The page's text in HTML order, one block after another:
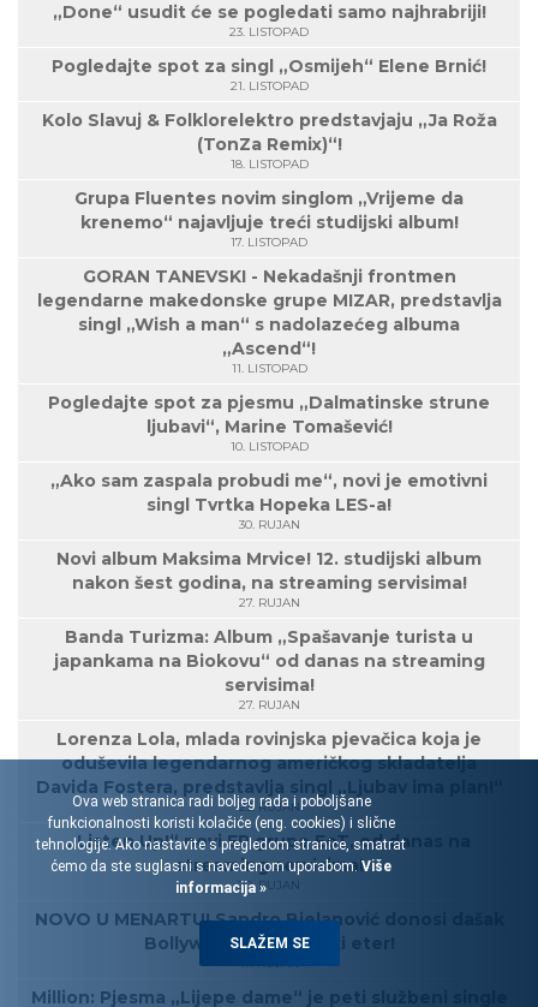
„Done“ usudit će se pogledati samo najhrabriji!
23. LISTOPAD
Pogledajte spot za singl „Osmijeh“ Elene Brnić!
21. LISTOPAD
Kolo Slavuj & Folklorelektro predstavjaju „Ja Roža
(TonZa Remix)“!
18. LISTOPAD
Grupa Fluentes novim singlom „Vrijeme da
krenemo“ najavljuje treći studijski album!
17. LISTOPAD
GORAN TANEVSKI - Nekadašnji frontmen
legendarne makedonske grupe MIZAR, predstavlja
singl „Wish a man“ s nadolazećeg albuma
„Ascend“!
11. LISTOPAD
Pogledajte spot za pjesmu „Dalmatinske strune
ljubavi“, Marine Tomašević!
10. LISTOPAD
„Ako sam zaspala probudi me“, novi je emotivni
singl Tvrtka Hopeka LES-a!
30. RUJAN
Novi album Maksima Mrvice! 12. studijski album
nakon šest godina, na streaming servisima!
27. RUJAN
Banda Turizma: Album „Spašavanje turista u
japankama na Biokovu“ od danas na streaming
servisima!
27. RUJAN
Lorenza Lola, mlada rovinjska pjevačica koja je
oduševila legendarnog američkog skladatelja
Davida Fostera, predstavlja singl „Ljubav ima plan!“
23. RUJAN
„Listen Up!“ novi EP grupe EoT, od danas na
streaming servisima!
20. RUJAN
NOVO U MENARTU! Sandro Bjelanović donosi dašak
Bollywooda u hrvatski eter!
17. RUJAN
Million: Pjesma „Lijepe dame“ je peti službeni single
Ova web stranica radi boljeg rada i poboljšane
funkcionalnosti koristi kolačiće (eng. cookies) i slične
tehnologije. Ako nastavite s pregledom stranice, smatrat
ćemo da ste suglasni s navedenom uporabom. Više
informacija »
SLAŽEM SE